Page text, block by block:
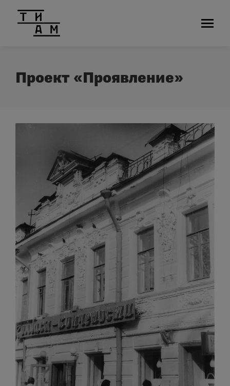
Проект «Проявление»